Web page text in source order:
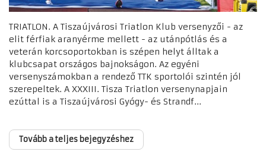
TRIATLON. A Tiszaújvárosi Triatlon Klub versenyzői - az
elit férfiak aranyérme mellett - az utánpótlás és a
veterán korcsoportokban is szépen helyt álltak a
klubcsapat országos bajnokságon. Az egyéni
versenyszámokban a rendező TTK sportolói szintén jól
szerepeltek. A XXXIII. Tisza Triatlon versenynapjain
ezúttal is a Tiszaújvárosi Gyógy- és Strandf...
Tovább a teljes bejegyzéshez